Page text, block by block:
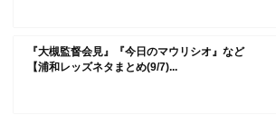
『大槻監督会見』『今日のマウリシオ』など
【浦和レッズネタまとめ(9/7)...